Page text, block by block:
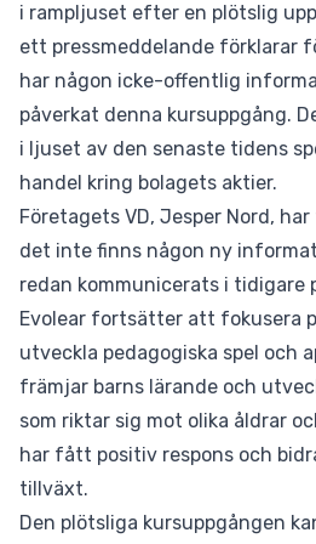
i rampljuset efter en plötslig
ett pressmeddelande förklarar
har någon icke-offentlig
påverkat denna kursuppgång.
i ljuset av den senaste tidens
handel kring bolagets aktier.
Företagets VD, Jesper Nord,
det inte finns någon ny
redan kommunicerats i tidigare
Evolear fortsätter att fokusera
utveckla pedagogiska spel och
främjar barns lärande och
som riktar sig mot olika åldrar
har fått positiv respons och
tillväxt.
Den plötsliga kursuppgången